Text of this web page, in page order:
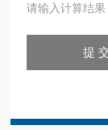
请输入计算结